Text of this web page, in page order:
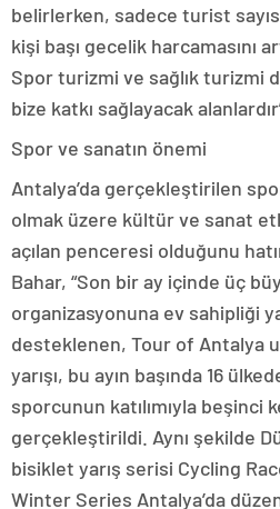
belirlerken, sadece turist
kişi başı gecelik harcamasını
Spor turizmi ve sağlık turizmi
bize katkı sağlayacak
Spor ve sanatın önemi
Antalya’da gerçekleştirilen
olmak üzere kültür ve sanat
açılan penceresi olduğunu
Bahar, “Son bir ay içinde üç
organizasyonuna ev sahipliği
desteklenen, Tour of Antalya
yarışı, bu ayın başında 16
sporcunun katılımıyla beşinci
gerçekleştirildi. Aynı şekilde
bisiklet yarış serisi Cycling
Winter Series Antalya’da